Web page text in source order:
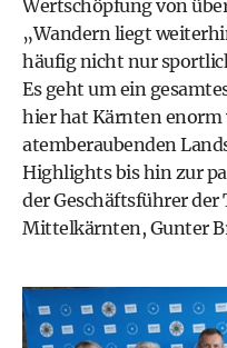
Wertschöpfung von
„Wandern liegt
häufig nicht nur
Es geht um ein
hier hat Kärnten enorm
atemberaubenden
Highlights bis hin zur
der Geschäftsführer
Mittelkärnten, Gunter